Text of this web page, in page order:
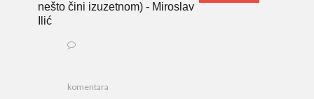
nešto čini izuzetnom) - Miroslav
Ilić
komentara